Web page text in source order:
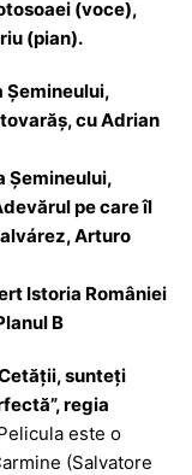
(voce),
(pian).
Șemineului,
cu Adrian
Șemineului,
pe care îl
Arturo
Istoria României
B
sunteți
regia
este o
(Salvatore